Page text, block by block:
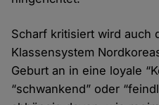
Scharf kritisiert wird auch
Klassensystem
Geburt an in eine loyale
“schwankend” oder